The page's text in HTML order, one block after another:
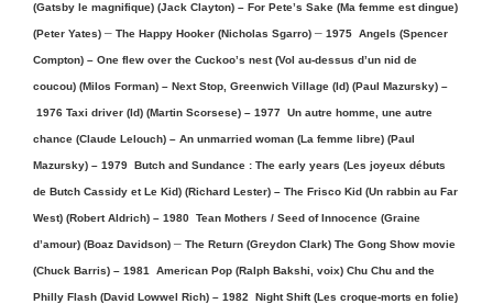
(Gatsby le magnifique) (Jack Clayton) – For Pete’s Sake (Ma femme est dingue)
(Peter Yates) – The Happy Hooker (Nicholas Sgarro) – 1975 Angels (Spencer
Compton) – One flew over the Cuckoo’s nest (Vol au-dessus d’un nid de
coucou) (Milos Forman) – Next Stop, Greenwich Village (Id) (Paul Mazursky) –
1976 Taxi driver (Id) (Martin Scorsese) – 1977 Un autre homme, une autre
chance (Claude Lelouch) – An unmarried woman (La femme libre) (Paul
Mazursky) – 1979 Butch and Sundance : The early years (Les joyeux débuts
de Butch Cassidy et Le Kid) (Richard Lester) – The Frisco Kid (Un rabbin au Far
West) (Robert Aldrich) – 1980 Tean Mothers / Seed of Innocence (Graine
d’amour) (Boaz Davidson) – The Return (Greydon Clark) The Gong Show movie
(Chuck Barris) – 1981 American Pop (Ralph Bakshi, voix) Chu Chu and the
Philly Flash (David Lowwel Rich) – 1982 Night Shift (Les croque-morts en folie)